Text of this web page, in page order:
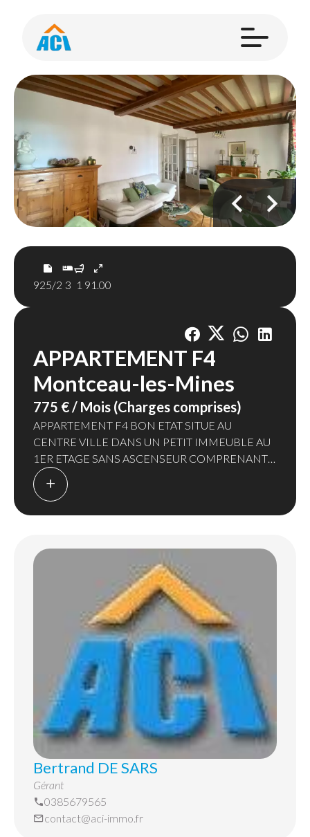
925/2 3 1 91.00
APPARTEMENT F4
Montceau-les-Mines
775 € / Mois (Charges comprises)
APPARTEMENT F4 BON ETAT SITUE AU
CENTRE VILLE DANS UN PETIT IMMEUBLE AU
1ER ETAGE SANS ASCENSEUR COMPRENANT :
UNE CUISINE MEUBLEE ET EQUPEE
(PLAQUE/FOUR/HOTTE) - SEJOUR - 3
L'ENTRETIEN DES COMMUNS ET LA
Bertrand DE SARS
Gérant
0385679565
contact@aci-immo.fr